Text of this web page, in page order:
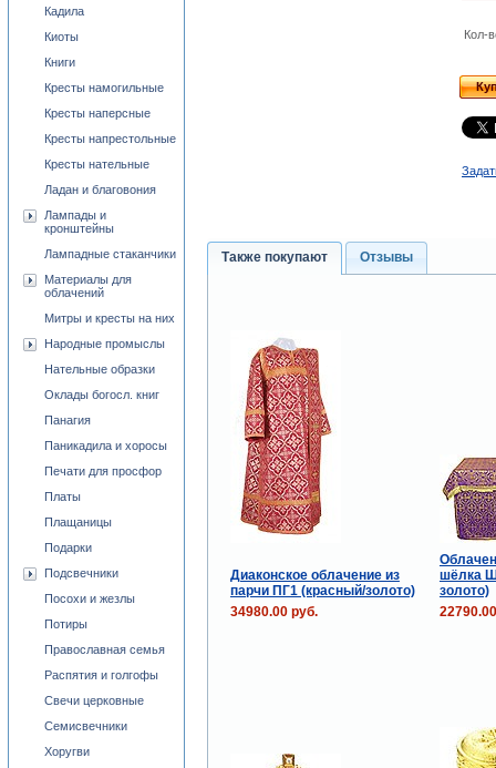
Кол-
Также покупают Отзывы
Диаконское облачение из
парчи ПГ1 (красный/золото)
шёлка
золото)
34980.00 руб.
Кадила
Киоты
Книги
Кресты намогильные
Кресты наперсные
Кресты напрестольные
Кресты нательные
Ладан и благовония
Лампады и
кронштейны
Лампадные стаканчики
Материалы для
облачений
Митры и кресты на них
Народные промыслы
Нательные образки
Оклады богосл. книг
Панагия
Паникадила и хоросы
Печати для просфор
Платы
Плащаницы
Подарки
Подсвечники
Посохи и жезлы
Потиры
Православная семья
Распятия и голгофы
Свечи церковные
Семисвечники
Хоругви